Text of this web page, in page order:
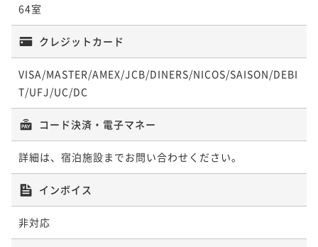
64室
クレジットカード
VISA/MASTER/AMEX/JCB/DINERS/NICOS/SAISON/DEBI
T/UFJ/UC/DC
コード決済・電子マネー
詳細は、宿泊施設までお問い合わせください。
インボイス
非対応